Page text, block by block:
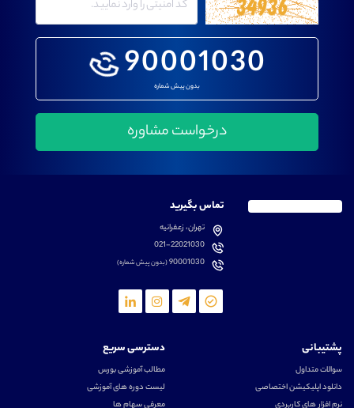
90001030
بدون پیش شماره
تماس بگیرید
تهران، زعفرانیه
021-22021030
90001030(بدون پیش شماره)
پشتیبانی
سوالات متداول
دانلود اپلیکیشن اختصاصی
نرم افزار های کاربردی
دسترسی سریع
مطالب آموزشی بورس
لیست دوره های آموزشی
معرفی سهام ها